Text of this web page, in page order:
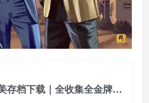
侠盗猎车5 GTA5 PC版100%完美存档下载｜全收集全金牌+飞车特技存档使用教程